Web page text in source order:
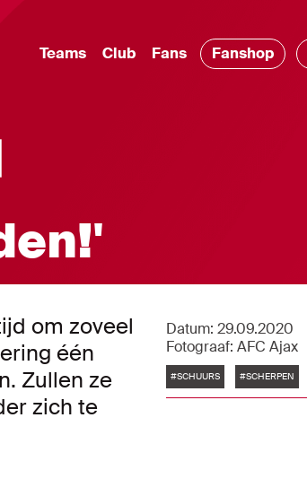
Teams Club Fans Fanshop
om zoveel
één
Zullen ze
zich te
Datum: 29.09.2020
Fotograaf: AFC Ajax
Tags
#SCHUURS #SCHERPEN